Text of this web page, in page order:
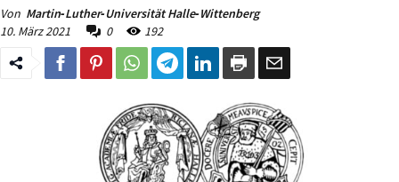
Von Martin‐Luther‐Universität Halle‐Wittenberg
10. März 2021
0 192